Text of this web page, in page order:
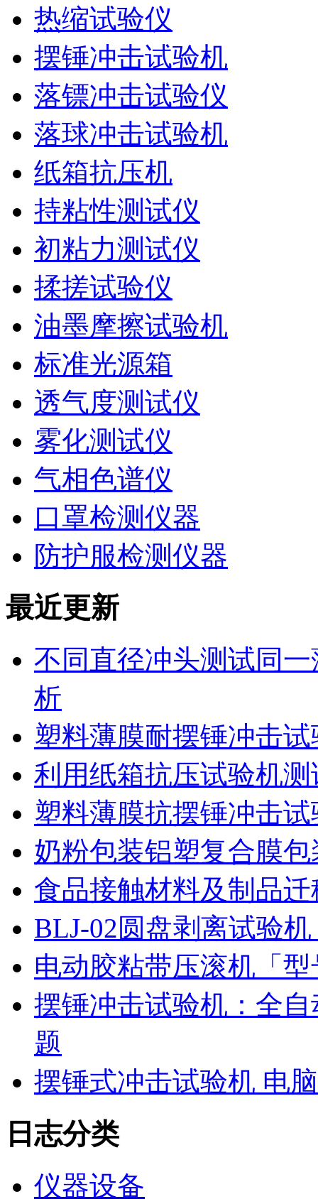
热缩试验仪
摆锤冲击试验机
落镖冲击试验仪
落球冲击试验机
纸箱抗压机
持粘性测试仪
初粘力测试仪
揉搓试验仪
油墨摩擦试验机
标准光源箱
透气度测试仪
雾化测试仪
气相色谱仪
口罩检测仪器
防护服检测仪器
最近更新
不同直径冲头测试同
析
塑料薄膜耐摆锤冲击
利用纸箱抗压试验机
塑料薄膜抗摆锤冲击
奶粉包装铝塑复合膜
食品接触材料及制品
BLJ-02圆盘剥离试验
电动胶粘带压滚机「
摆锤冲击试验机：全
题
摆锤式冲击试验机 电
日志分类
仪器设备